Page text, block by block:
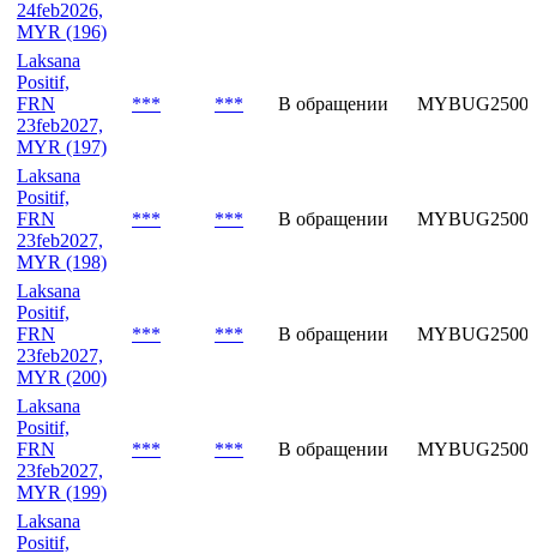
24feb2026,
MYR (196)
Laksana
Positif,
FRN
23feb2027,
MYR (197)
*** *** В обращении
Laksana
Positif,
FRN
23feb2027,
MYR (198)
*** *** В обращении
Laksana
Positif,
FRN
23feb2027,
MYR (200)
*** *** В обращении
Laksana
Positif,
FRN
23feb2027,
MYR (199)
*** *** В обращении
Laksana
Positif,